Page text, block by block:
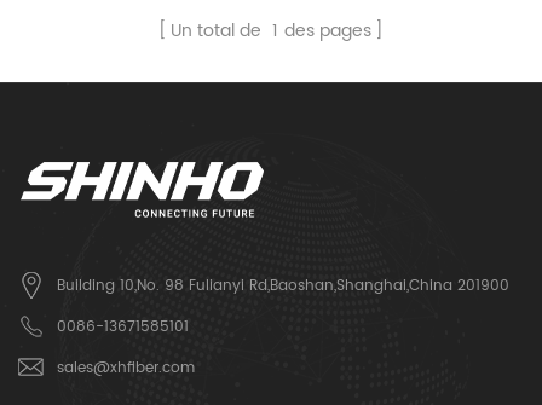
Un total de 1 des pages
Building 10,No. 98 Fulianyi Rd,Baoshan,Shanghai,China 201900
0086-13671585101
sales@xhfiber.com